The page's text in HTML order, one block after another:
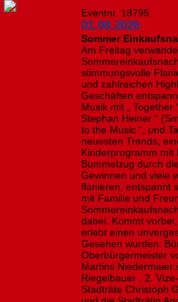
Eventnr. 18795
01.08.2026
Sommer
Am Freitag
stimmungsvolle
und zahlreichen
Geschäften
Musik mit „ Together
Stephan Heiner “
to the Music “, und
neuesten Trends,
Kinderprogramm mit
Bummelzug durch
Gewinnen und viele
flanieren, entspannt
mit Familie und
dabei. Kommt
erlebt einen
Gesehen wurden:
Oberbürgermeister
Martins Niedermaier
Riegelbauer , 2.
Stadträte Christoph